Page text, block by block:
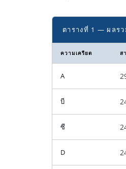
ตารางที่ 1 — ผลรว
ความเครียด ส
A
บี
ซี
D